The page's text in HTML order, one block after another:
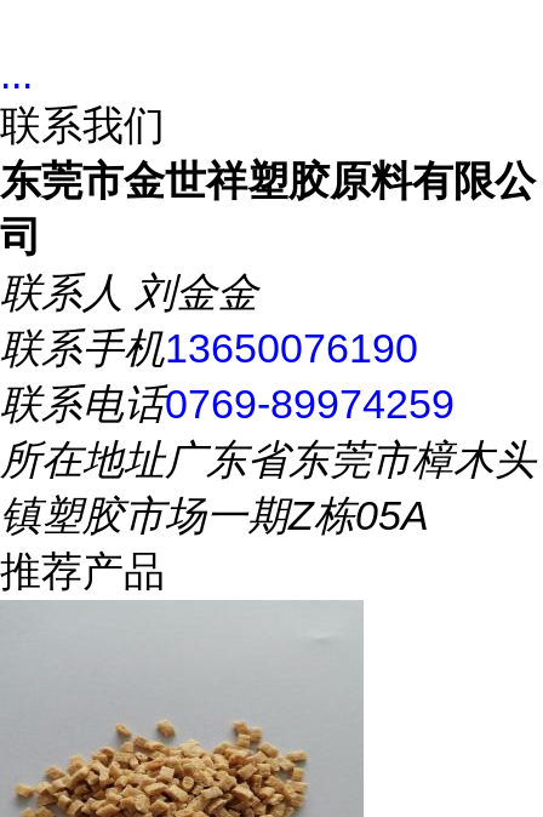
...
联系我们
东莞市金世祥塑胶原料有限公
司
联系人 刘金金
联系手机13650076190
联系电话0769-89974259
所在地址广东省东莞市樟木头
镇塑胶市场一期Z栋05A
推荐产品